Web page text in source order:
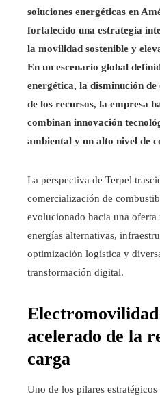
soluciones energéticas en
fortalecido una estrategia
la movilidad sostenible y
En un escenario global
energética, la disminución de
de los recursos, la empresa
combinan innovación
ambiental y un alto nivel de
La perspectiva de Terpel
comercialización de
evolucionado hacia una
energías alternativas,
optimización logística y
transformación digital.
acelerado de la
carga
Uno de los pilares